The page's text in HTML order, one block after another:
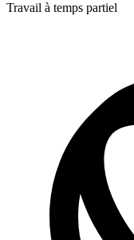
Travail à temps partiel